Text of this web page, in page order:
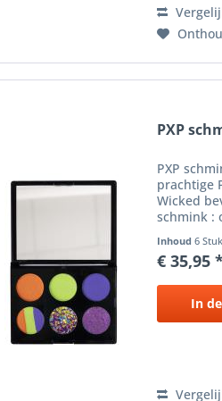
PXP
PXP
prachtige
Wicked
schmink :
groen en
Glitter
gram 1 x
Inhoud6
€ 35,95
In de